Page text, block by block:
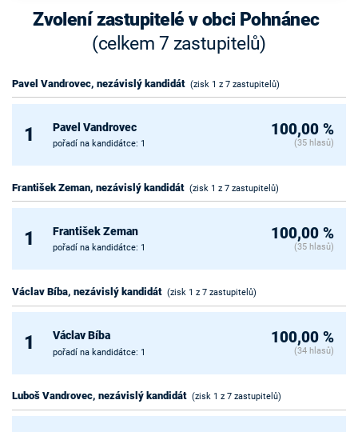
Zvolení zastupitelé v obci Pohnánec
(celkem 7 zastupitelů)
Pavel Vandrovec, nezávislý kandidát (zisk 1 z 7 zastupitelů)
1 Pavel Vandrovec
pořadí na kandidátce: 1
100,00 %
(35 hlasů)
František Zeman, nezávislý kandidát (zisk 1 z 7 zastupitelů)
1 František Zeman
pořadí na kandidátce: 1
100,00 %
(35 hlasů)
Václav Bíba, nezávislý kandidát (zisk 1 z 7 zastupitelů)
1 Václav Bíba
pořadí na kandidátce: 1
100,00 %
(34 hlasů)
Luboš Vandrovec, nezávislý kandidát (zisk 1 z 7 zastupitelů)